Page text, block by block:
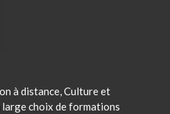
à distance, Culture et
choix de formations